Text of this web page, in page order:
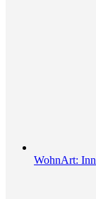
WohnArt: